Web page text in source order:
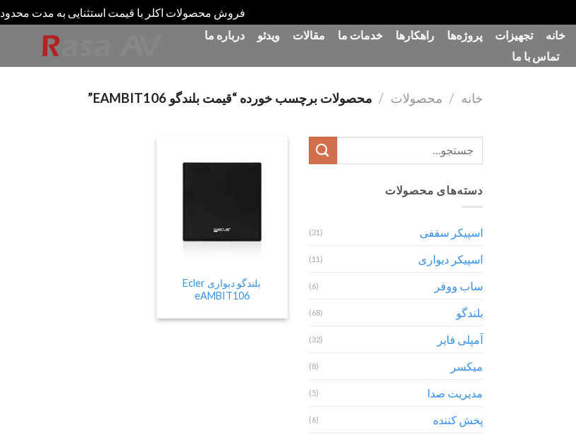
فروش محصولات اکلر با قیمت استثنایی به مدت محدود
پرش
محتوا
خانه تجهیزات پروژه‌ها راهکارها خدمات ما مقالات ویدئو
درباره ما
تماس با ما
خانه / محصولات / محصولات برچسب خورده “قیمت بلندگو EAMBIT106”
دسته‌های محصولات
اسپیکر سقفی (31)
اسپیکر دیواری (11)
ساب ووفر (6)
بلندگو (68)
آمپلی فایر (32)
میکسر (8)
مدیریت صدا (5)
پخش کننده (6)
بلندگو دیواری Ecler
eAMBIT106